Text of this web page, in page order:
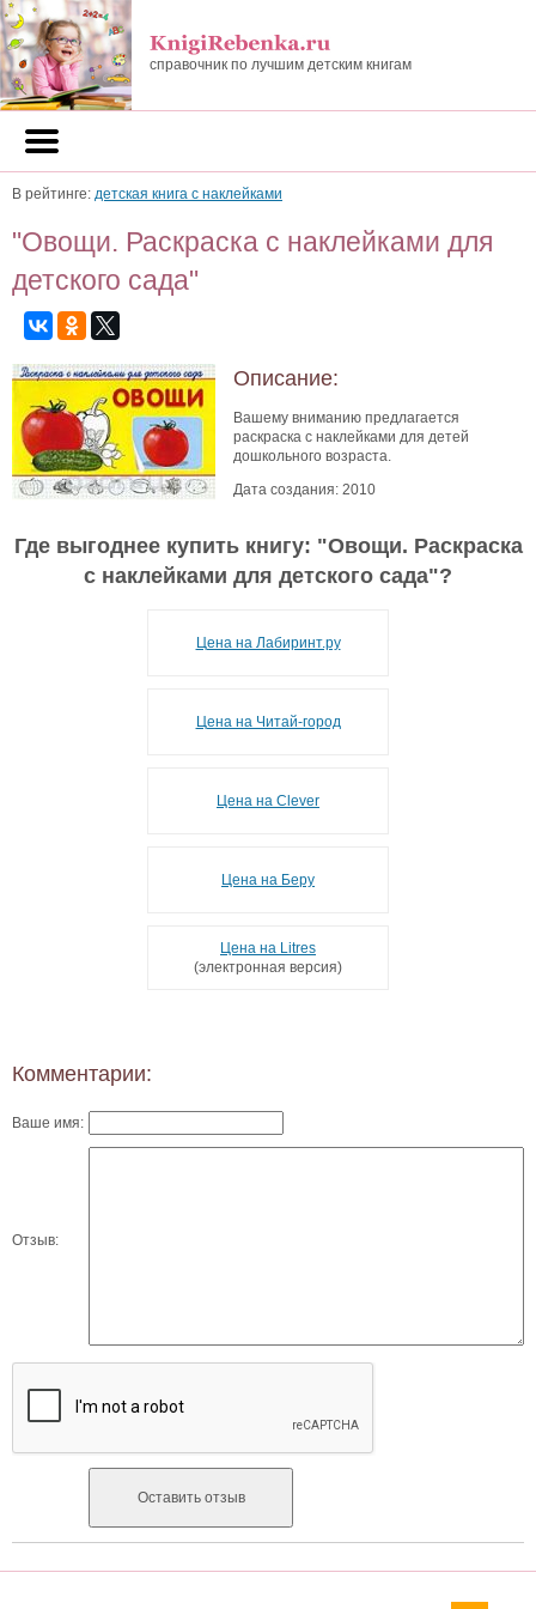
справочник по лучшим детским книгам
В рейтинге: детская книга с наклейками
"Овощи. Раскраска с наклейками для
детского сада"
Описание:
Вашему вниманию предлагается
раскраска с наклейками для детей
дошкольного возраста.
Дата создания: 2010
Где выгоднее купить книгу: "Овощи. Раскраска
с наклейками для детского сада"?
Цена на Лабиринт.ру
Цена на Читай-город
Цена на Clever
Цена на Беру
Цена на Litres
(электронная версия)
Комментарии:
Ваше имя:
Отзыв: